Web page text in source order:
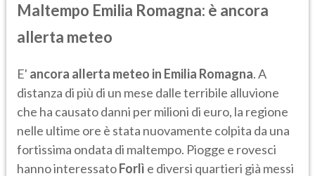
Maltempo Emilia Romagna: è ancora
allerta meteo
E' ancora allerta meteo in Emilia Romagna. A
distanza di più di un mese dalle terribile alluvione
che ha causato danni per milioni di euro, la regione
nelle ultime ore è stata nuovamente colpita da una
fortissima ondata di maltempo. Piogge e rovesci
hanno interessatoForlì e diversi quartieri già messi